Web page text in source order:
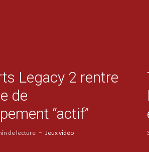
Legacy 2 rentre
de
“actif”
de lecture Jeux vidéo